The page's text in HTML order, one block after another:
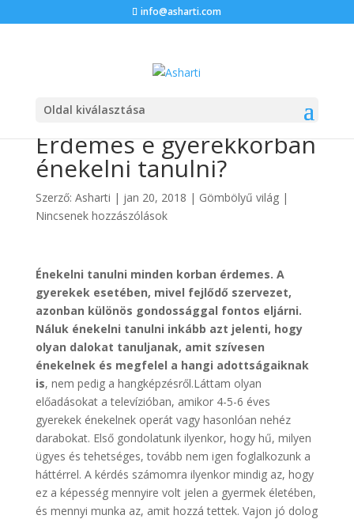
info@asharti.com
Oldal kiválasztása
Éneklés gyerekkorban/
Érdemes e gyerekkorban
énekelni tanulni?
Szerző: Asharti | jan 20, 2018 | Gömbölyű világ|
Nincsenek hozzászólások
Énekelni tanulni minden korban érdemes. A
gyerekek esetében, mivel fejlődő szervezet,
azonban különös gondossággal fontos eljárni.
Náluk énekelni tanulni inkább azt jelenti, hogy
olyan dalokat tanuljanak, amit szívesen
énekelnek és megfelel a hangi adottságaiknak
is, nem pedig a hangképzésről.Láttam olyan
előadásokat a televízióban, amikor 4-5-6 éves
gyerekek énekelnek operát vagy hasonlóan nehéz
darabokat. Első gondolatunk ilyenkor, hogy hű, milyen
ügyes és tehetséges, tovább nem igen foglalkozunk a
háttérrel. A kérdés számomra ilyenkor mindig az, hogy
ez a képesség mennyire volt jelen a gyermek életében,
és mennyi munka az, amit hozzá tettek. Vajon jó dolog